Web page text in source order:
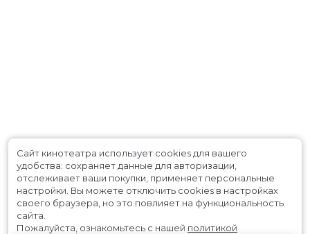
Сайт кинотеатра использует cookies для вашего
удобства: сохраняет данные для авторизации,
отслеживает ваши покупки, применяет персональные
настройки. Вы можете отключить cookies в настройках
своего браузера, но это повлияет на функциональность
сайта.
Пожалуйста, ознакомьтесь с нашей политикой